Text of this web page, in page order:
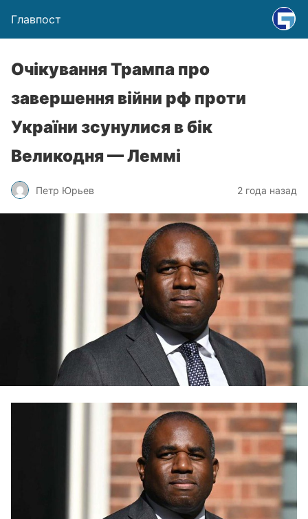
Главпост
Очікування Трампа про
завершення війни рф проти
України зсунулися в бік
Великодня — Леммі
Петр Юрьев 2 года назад